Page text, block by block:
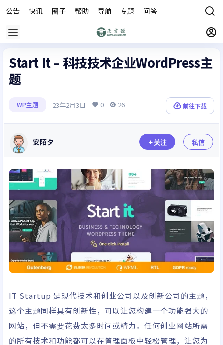
公告 快讯 圈子 帮助 导航 专题 问答
Start It – 科技技术企业WordPress主
题
WP主题 23年2月3日 0 26 前往下载
安陌夕 关注 私信
IT Startup 是现代技术和创业公司以及创新公司的主题，
这个主题同样具有创新性，可以让您构建一个功能强大的
网站，但不需要花费太多时间或精力。任何创业网站所需
的所有技术和功能都可以在管理面板中轻松管理，让您为